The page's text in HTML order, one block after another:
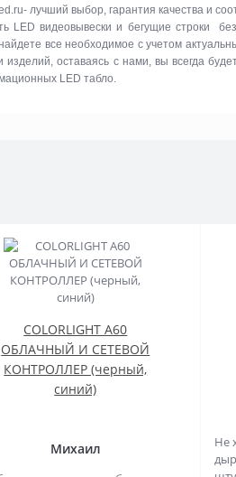
лучший выбор, гарантия качества и
LED видеовывески и бегущие строки
все необходимое с учетом
оставаясь с нами, вы всегда
LED табло.
COLORLIGHT A60
ОБЛАЧНЫЙ И СЕТЕВОЙ
КОНТРОЛЛЕР (черный,
синий)
Михаил
Не